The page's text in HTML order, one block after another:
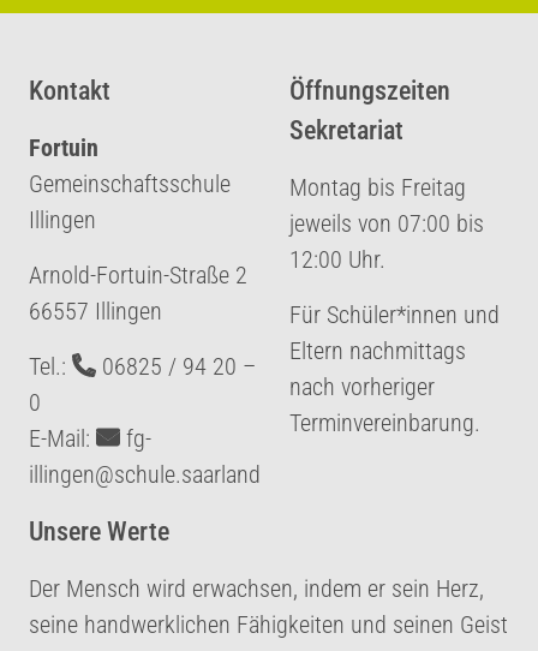
Kontakt
Fortuin
Gemeinschaftsschule
Illingen
‏Arnold-Fortuin-Straße 2
‏66557 Illingen
‏Tel.:
06825 / 94 20 –
0
‏E-Mail:
fg-
illingen@schule.saarland
Öffnungszeiten
Sekretariat
Montag bis Freitag
jeweils von 07:00 bis
12:00 Uhr.
Für Schüler*innen und
Eltern nachmittags
nach vorheriger
Terminvereinbarung.
Unsere Werte
Der Mensch wird erwachsen, indem er sein Herz,
seine handwerklichen Fähigkeiten und seinen Geist